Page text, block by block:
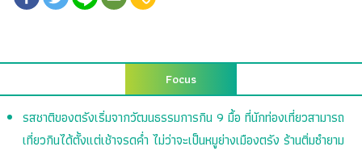
Focus
รสชาติของตรังเริ่มจากวัฒนธรรมการกิน 9 มื้อ ที่นักท่องเที่ยวสามารถ
เที่ยวกินได้ตั้งแต่เช้าจรดค่ำ ไม่ว่าจะเป็นหมูย่างเมืองตรัง ร้านติ่มซำยาม